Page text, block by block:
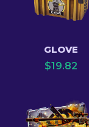
GLOVE
$19.82